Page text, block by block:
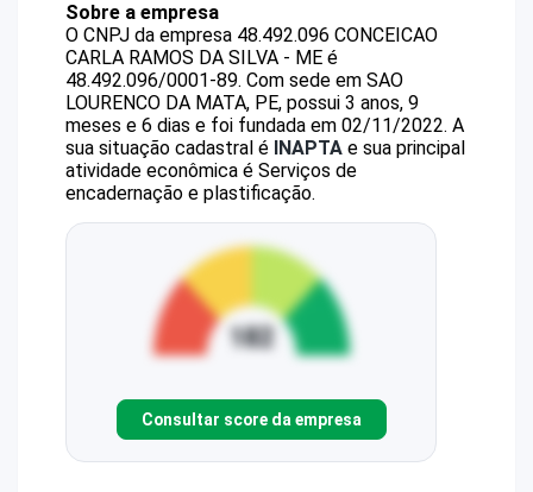
Sobre a empresa
O CNPJ da empresa 48.492.096 CONCEICAO
CARLA RAMOS DA SILVA - ME é
48.492.096/0001-89. Com sede em SAO
LOURENCO DA MATA, PE, possui 3 anos, 9
meses e 6 dias e foi fundada em 02/11/2022. A
sua situação cadastral é INAPTA e sua principal
atividade econômica é Serviços de
encadernação e plastificação.
Consultar score da empresa